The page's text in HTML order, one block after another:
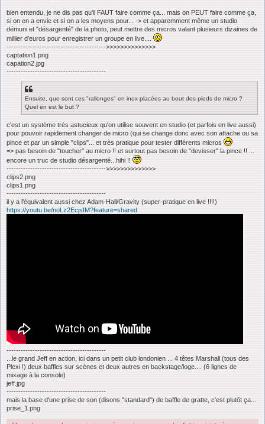
bien entendu, je ne dis pas qu'il FAUT faire comme ça... mais on PEUT faire comme ça,
si on en a envie et si on a les moyens pour... -> et apparemment même un studio
démuni et "désargenté" de la photo, peut mettre des micros valant plusieurs dizaines de
millier d'euros pour enregistrer un groupe en live....
------------------------------------------>>>>>>>>>>>>>>
captation1.png
capation2.jpg
------------------------------------------
Ensuite, que sont ces "rallonges" en inox placées au bout des pieds de micro ?
Quel en est le but ?
c'est un système très astucieux qu'on utilise souvent en studio (et parfois en live aussi)
pour pouvoir rapidement changer de micro (qui se change donc avec son attache ou sa
pince et par un simple "clips"... et très pratique pour tester différents micros
=> pas besoin de "toucher" au micro !! et surtout pas besoin de "devisser" la pince !! ...
encore un truc de studio désargenté...hihi !!
------------------------------------------>>>>>>>>>>>>>>
clips2.png
clips1.png
------------------------------------------
il y a l'équivalent aussi chez Adam-Hall/Gravity (super-pratique en live !!!!)
https://youtu.be/noLz2EcjsIM?feature=shared
------------------------------------------
...le grand Jeff en action, ici dans un petit club londonien ... 4 têtes Marshall (tous des
Plexi !) deux baffles sur scènes et deux autres en backstage/loge.... (6 lignes de
mixage à la console)
jeff.jpg
------------------------------------------
mais la base d'une prise de son (disons "standard") de baffle de gratte, c'est plutôt ça...
prise_1.png